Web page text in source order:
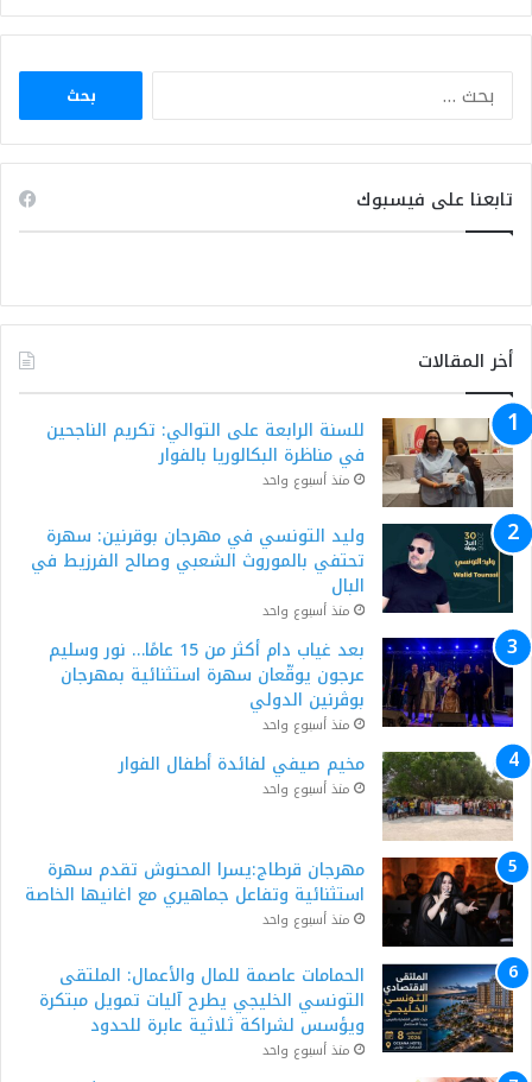
البحث
تابعنا على فيسبوك
أخر المقالات
للسنة الرابعة على التوالي: تكريم الناجحين
في مناظرة البكالوريا بالفوار
منذ أسبوع واحد
وليد التونسي في مهرجان بوقرنين: سهرة
تحتفي بالموروث الشعبي وصالح الفرزيط في
البال
منذ أسبوع واحد
بعد غياب دام أكثر من 15 عامًا… نور وسليم
عرجون يوقّعان سهرة استثنائية بمهرجان
بوڨرنين الدولي
منذ أسبوع واحد
مخيم صيفي لفائدة أطفال الفوار
منذ أسبوع واحد
مهرجان قرطاج:يسرا المحنوش تقدم سهرة
استثنائية وتفاعل جماهيري مع اغانيها الخاصة
منذ أسبوع واحد
الحمامات عاصمة للمال والأعمال: الملتقى
التونسي الخليجي يطرح آليات تمويل مبتكرة
ويؤسس لشراكة ثلاثية عابرة للحدود
منذ أسبوع واحد